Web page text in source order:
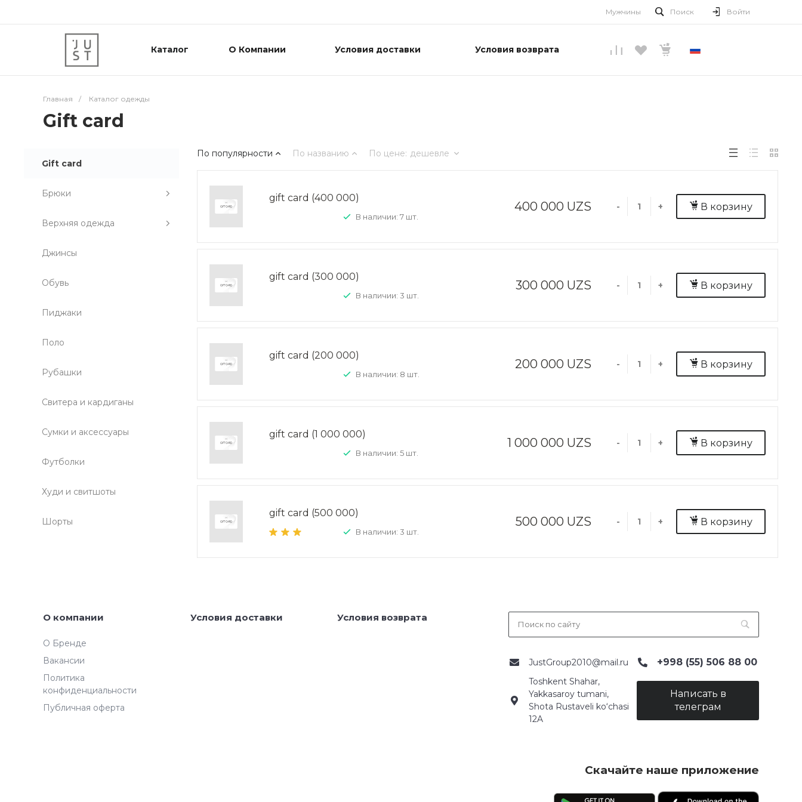
Мужчины Поиск Войти
Каталог О Компании Условия доставки Условия возврата
Главная / Каталог одежды
Gift card
Gift card
Брюки
Верхняя одежда
Джинсы
Обувь
Пиджаки
Поло
Рубашки
Свитера и кардиганы
Сумки и аксессуары
Футболки
Худи и свитшоты
Шорты
По популярности По названию По цене: дешевле
gift card (400 000)
В наличии: 7 шт.
400 000 UZS - + В корзину
gift card (300 000)
В наличии: 3 шт.
300 000 UZS - + В корзину
gift card (200 000)
В наличии: 8 шт.
200 000 UZS - + В корзину
gift card (1 000 000)
В наличии: 5 шт.
1 000 000 UZS - + В корзину
gift card (500 000)
В наличии: 3 шт.
500 000 UZS - + В корзину
О компании
О Бренде
Вакансии
Политика
конфиденциальности
Публичная оферта
Условия доставки Условия возврата
JustGroup2010@mail.ru +998 (55) 506 88 00
Toshkent Shahar,
Yakkasaroy tumani,
Shota Rustaveli ko‘chasi
12A
Написать в
телеграм
Скачайте наше приложение